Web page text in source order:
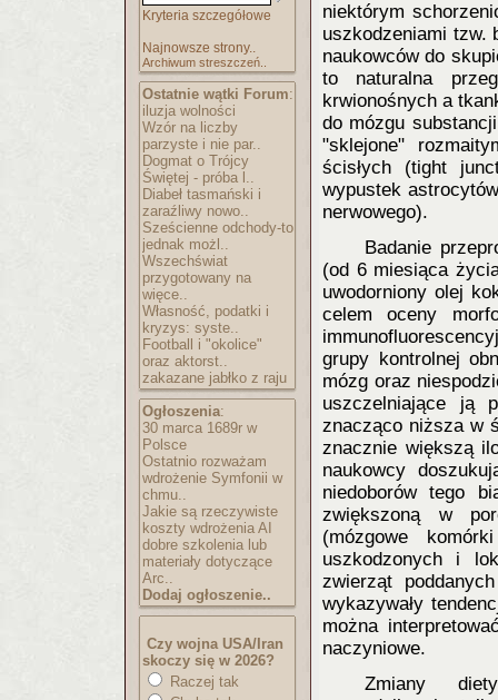
Kryteria szczegółowe
Najnowsze strony..
Archiwum streszczeń..
Ostatnie wątki Forum:
iluzja wolności
Wzór na liczby
parzyste i nie par..
Dogmat o Trójcy
Świętej - próba l..
Diabeł tasmański i
zaraźliwy nowo..
Sześcienne odchody-to
jednak możl..
Wszechświat
przygotowany na
więce..
Własność, podatki i
kryzys: syste..
Football i "okolice"
oraz aktorst..
zakazane jabłko z raju
Ogłoszenia:
30 marca 1689r w
Polsce
Ostatnio rozważam
wdrożenie Symfonii w
chmu..
Jakie są rzeczywiste
koszty wdrożenia AI
dobre szkolenia lub
materiały dotyczące
Arc..
Dodaj ogłoszenie..
Czy wojna USA/Iran
skoczy się w 2026?
Raczej tak
niektórym
uszkodzeniami tzw.
naukowców do
to naturalna
krwionośnych a
do mózgu
"sklejone"
ścisłych (tight
wypustek
nerwowego).
Badanie
(od 6 miesiąca
uwodorniony olej
celem oceny
grupy kontrolnej
mózg oraz
uszczelniające ją
znacząco niższa w
znacznie większą
naukowcy
niedoborów tego
zwiększoną w
(mózgowe
uszkodzonych i
zwierząt
wykazywały
można
naczyniowe.
Zmiany